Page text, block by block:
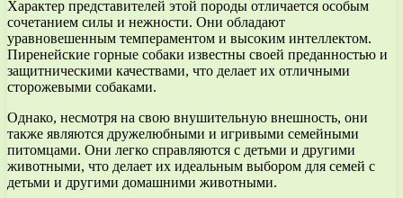
Характер представителей этой породы отличается особым
сочетанием силы и нежности. Они обладают
уравновешенным темпераментом и высоким интеллектом.
Пиренейские горные собаки известны своей преданностью и
защитническими качествами, что делает их отличными
сторожевыми собаками.
Однако, несмотря на свою внушительную внешность, они
также являются дружелюбными и игривыми семейными
питомцами. Они легко справляются с детьми и другими
животными, что делает их идеальным выбором для семей с
детьми и другими домашними животными.